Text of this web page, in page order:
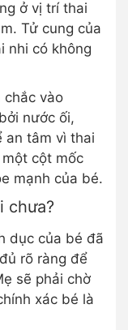
ở vị trí thai
Tử cung của
nhi có không
chắc vào
nước ối,
an tâm vì thai
cột mốc
mạnh của bé.
chưa?
dục của bé đã
rõ ràng để
sẽ phải chờ
xác bé là